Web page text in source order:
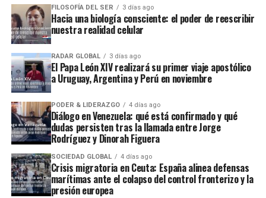
FILOSOFÍA DEL SER 3 días ago
Hacia una biología consciente: el poder de reescribir
nuestra realidad celular
RADAR GLOBAL 3 días ago
El Papa León XIV realizará su primer viaje apostólico
a Uruguay, Argentina y Perú en noviembre
PODER & LIDERAZGO 4 días ago
Diálogo en Venezuela: qué está confirmado y qué
dudas persisten tras la llamada entre Jorge
Rodríguez y Dinorah Figuera
SOCIEDAD GLOBAL 4 días ago
Crisis migratoria en Ceuta: España alinea defensas
marítimas ante el colapso del control fronterizo y la
presión europea